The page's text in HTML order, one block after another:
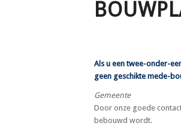
Als u een twee-onder-
geen geschikte mede-
Gemeente
Door onze goede
bebouwd wordt.